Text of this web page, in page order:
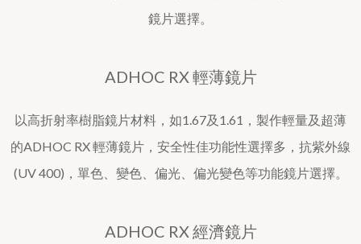
鏡片選擇。
ADHOC RX 輕薄鏡片
以高折射率樹脂鏡片材料，如1.67及1.61，製作輕量及超薄
的ADHOC RX 輕薄鏡片，安全性佳功能性選擇多，抗紫外線
(UV 400)，單色、變色、偏光、偏光變色等功能鏡片選擇。
ADHOC RX 經濟鏡片